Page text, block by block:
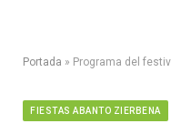
Portada » Programa del festival
FIESTAS ABANTO ZIERBENA